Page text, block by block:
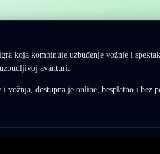
koja kombinuje uzbuđenje vožnje i
avanturi.
i vožnja, dostupna je online, besplatno i